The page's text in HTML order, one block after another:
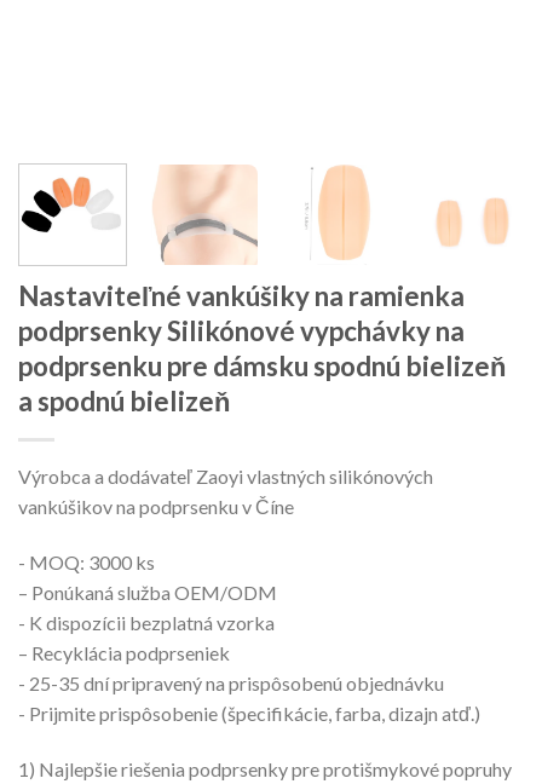
Nastaviteľné vankúšiky na ramienka
podprsenky Silikónové vypchávky na
podprsenku pre dámsku spodnú bielizeň
a spodnú bielizeň
Výrobca a dodávateľ Zaoyi vlastných silikónových
vankúšikov na podprsenku v Číne
- MOQ: 3000 ks
– Ponúkaná služba OEM/ODM
- K dispozícii bezplatná vzorka
– Recyklácia podprseniek
- 25-35 dní pripravený na prispôsobenú objednávku
- Prijmite prispôsobenie (špecifikácie, farba, dizajn atď.)
1) Najlepšie riešenia podprsenky pre protišmykové popruhy